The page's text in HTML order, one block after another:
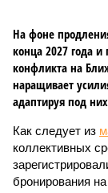
На фоне
конца 2027 года и
конфликта на
наращивает
адаптируя под
Как следует из
коллективных
бронирования